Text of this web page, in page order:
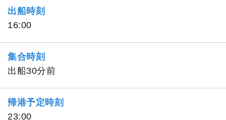
出船時刻
16:00
集合時刻
出船30分前
帰港予定時刻
23:00